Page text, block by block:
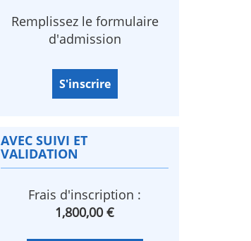
Remplissez le formulaire
d'admission
S'inscrire
AVEC SUIVI ET
VALIDATION
Frais d'inscription :
1,800,00 €